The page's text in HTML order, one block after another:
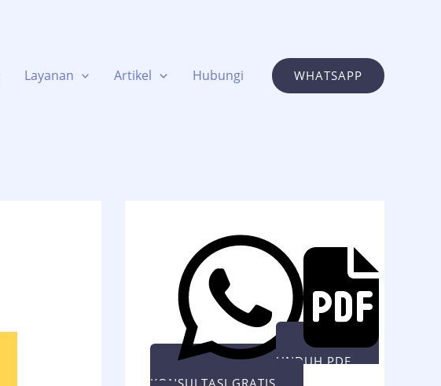
Layanan Artikel Hubungi WHATSAPP
KONSULTASI GRATIS
UNDUH PDF